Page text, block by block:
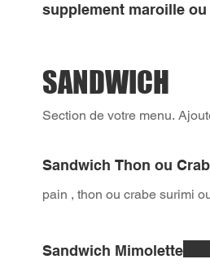
supplement maroille ou
SANDWICH
Section de votre menu.
Sandwich Thon ou
pain , thon ou crabe surimi
Sandwich Mimolette